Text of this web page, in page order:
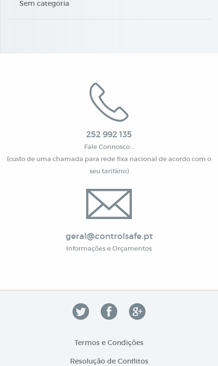
Sem categoria
252 992 135
Fale Connosco…
(custo de uma chamada para rede fixa nacional de acordo com o
seu tarifário)
geral@controlsafe.pt
Informações e Orçamentos
Termos e Condições
Resolução de Conflitos